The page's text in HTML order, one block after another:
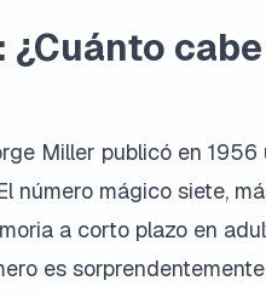
¿Cuánto
Miller publicó en
número mágico siete,
a corto plazo en
es